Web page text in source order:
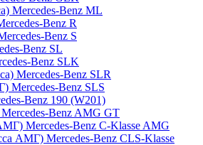
Mercedes-Benz ML
Benz R
Benz S
Benz SL
Benz SLK
Mercedes-Benz SLR
Mercedes-Benz SLS
Benz 190 (W201)
Mercedes-Benz AMG GT
Mercedes-Benz C-Klasse AMG
Mercedes-Benz CLS-Klasse